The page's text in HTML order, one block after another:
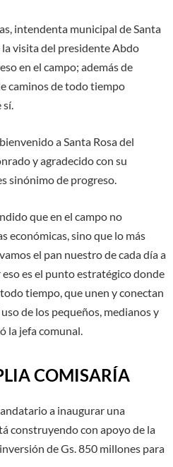
intendenta municipal de Santa
visita del presidente Abdo
en el campo; además de
caminos de todo tiempo
sí.
a Santa Rosa del
y agradecido con su
sinónimo de progreso.
que en el campo no
económicas, sino que lo más
el pan nuestro de cada día a
es el punto estratégico donde
tiempo, que unen y conectan
de los pequeños, medianos y
la jefa comunal.
COMISARÍA
a inaugurar una
construyendo con apoyo de la
de Gs. 850 millones para